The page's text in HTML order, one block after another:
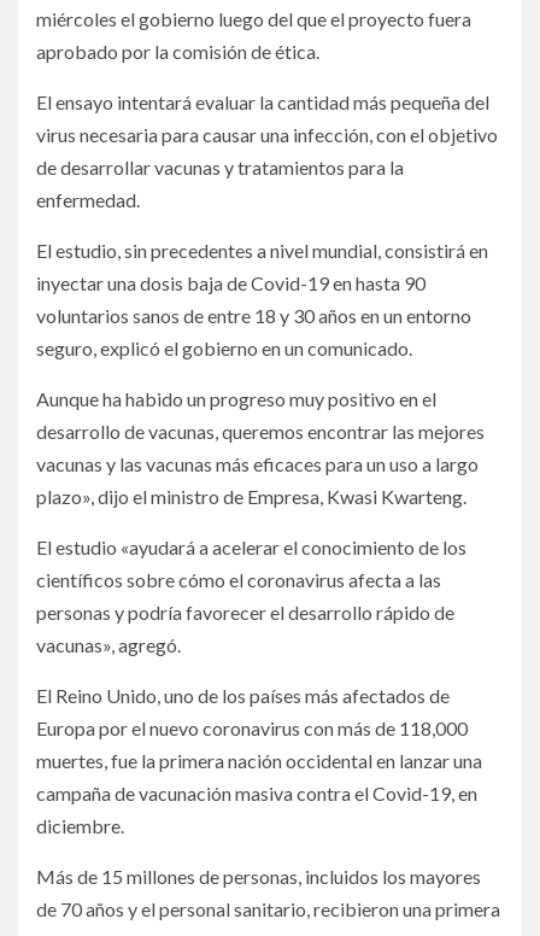
miércoles el gobierno luego del que el proyecto fuera
aprobado por la comisión de ética.
El ensayo intentará evaluar la cantidad más pequeña del
virus necesaria para causar una infección, con el objetivo
de desarrollar vacunas y tratamientos para la
enfermedad.
El estudio, sin precedentes a nivel mundial, consistirá en
inyectar una dosis baja de Covid-19 en hasta 90
voluntarios sanos de entre 18 y 30 años en un entorno
seguro, explicó el gobierno en un comunicado.
Aunque ha habido un progreso muy positivo en el
desarrollo de vacunas, queremos encontrar las mejores
vacunas y las vacunas más eficaces para un uso a largo
plazo», dijo el ministro de Empresa, Kwasi Kwarteng.
El estudio «ayudará a acelerar el conocimiento de los
científicos sobre cómo el coronavirus afecta a las
personas y podría favorecer el desarrollo rápido de
vacunas», agregó.
El Reino Unido, uno de los países más afectados de
Europa por el nuevo coronavirus con más de 118,000
muertes, fue la primera nación occidental en lanzar una
campaña de vacunación masiva contra el Covid-19, en
diciembre.
Más de 15 millones de personas, incluidos los mayores
de 70 años y el personal sanitario, recibieron una primera